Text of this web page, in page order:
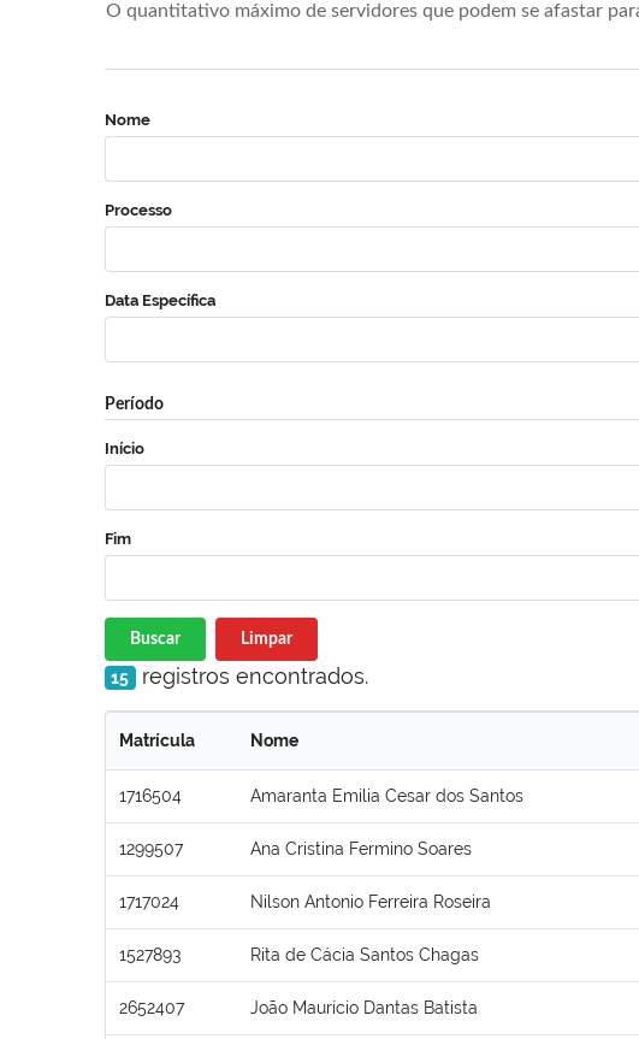
O quantitativo máximo de servidores que podem se afastar
Nome
Processo
Data Específica
Período
Início
Fim
Buscar Limpar
15 registros encontrados.
Matrícula Nome
1716504 Amaranta Emilia Cesar dos Santos
1299507 Ana Cristina Fermino Soares
1717024 Nilson Antonio Ferreira Roseira
1527893 Rita de Cácia Santos Chagas
2652407 João Maurício Dantas Batista